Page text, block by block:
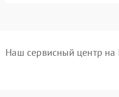
Наш сервисный центр